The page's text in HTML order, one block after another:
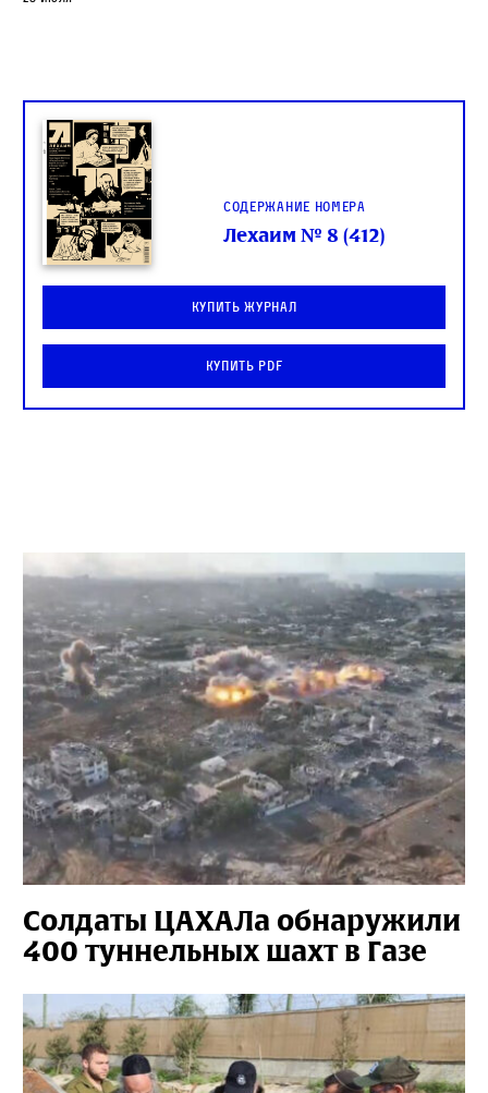
Содержание номера
Лехаим № 8 (412)
Купить журнал
Купить PDF
Солдаты ЦАХАЛа обнаружили
400 туннельных шахт в Газе